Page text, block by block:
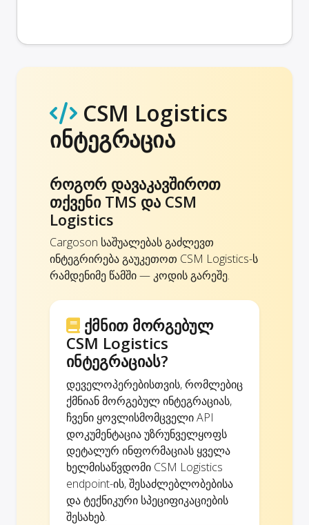
CSM Logistics
ინტეგრაცია
როგორ დავაკავშიროთ
თქვენი TMS და CSM
Logistics
Cargoson საშუალებას გაძლევთ
ინტეგრირება გაუკეთოთ CSM Logistics-ს
რამდენიმე წამში — კოდის გარეშე.
ქმნით მორგებულ
CSM Logistics
ინტეგრაციას?
დეველოპერებისთვის, რომლებიც
ქმნიან მორგებულ ინტეგრაციას,
ჩვენი ყოვლისმომცველი API
დოკუმენტაცია უზრუნველყოფს
დეტალურ ინფორმაციას ყველა
ხელმისაწვდომი CSM Logistics
endpoint-ის, შესაძლებლობებისა
და ტექნიკური სპეციფიკაციების
შესახებ.